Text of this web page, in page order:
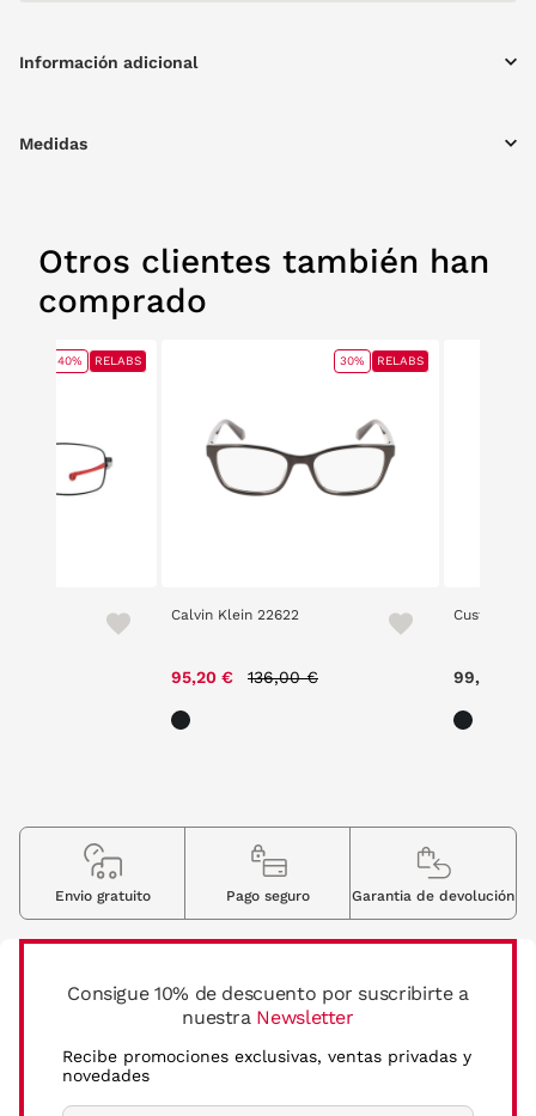
Información adicional
Medidas
Otros clientes también han
comprado
40% RELABS
Calvin Klein 22622
95,20 € 136,00 €
30% RELABS
Custom
99,00 €
Consigue 10% de descuento por suscribirte a
nuestra Newsletter
Recibe promociones exclusivas, ventas privadas y
novedades
Envio gratuito Pago seguro Garantia de devolución